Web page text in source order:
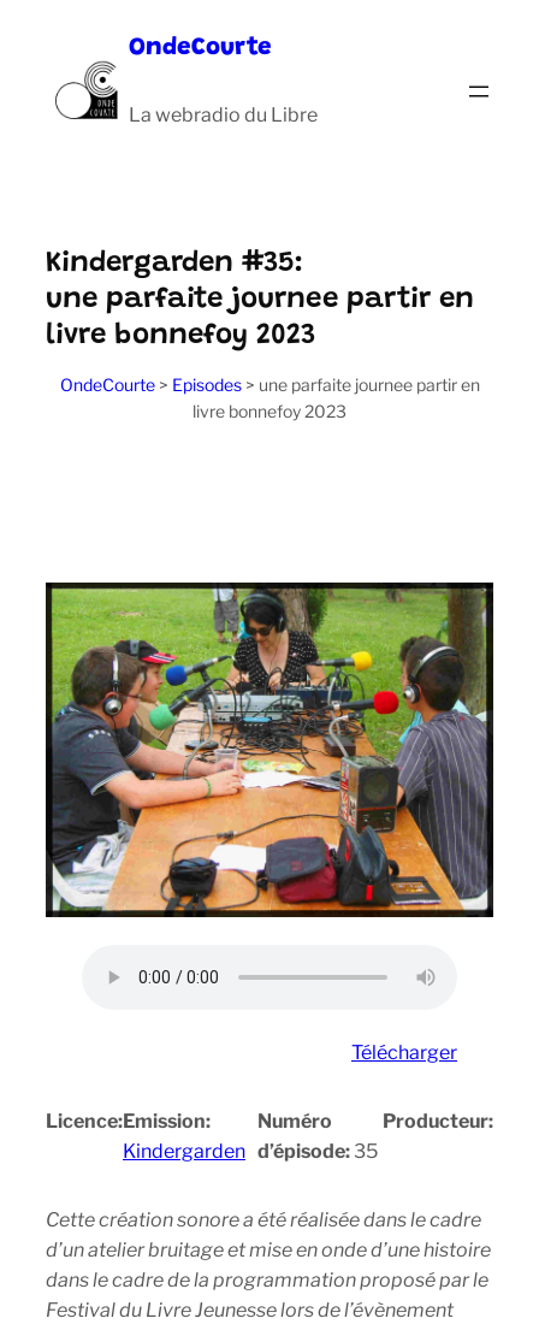
contenu
OndeCourte
La webradio du Libre
Kindergarden #35:
une parfaite journee partir en
livre bonnefoy 2023
OndeCourte> Episodes> une parfaite journee partir en
livre bonnefoy 2023
Télécharger
Licence: Emission:
Kindergarden
Numéro
d’épisode: 35
Producteur:
Cette création sonore a été réalisée dans le cadre
d’un atelier bruitage et mise en onde d’une histoire
dans le cadre de la programmation proposé par le
Festival du Livre Jeunesse lors de l’évènement